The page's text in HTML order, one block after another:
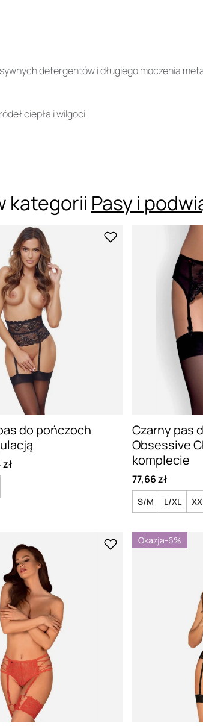
detergentów i długiego moczenia
ciepła i wilgoci
kategorii Pasy i
do pończoch
Czarny pas
Obsessive
komplecie
77,66 zł
S/M L/XL
Okazja-6%